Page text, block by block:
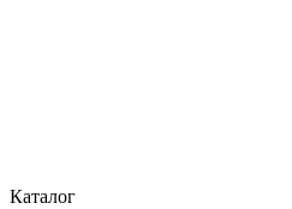
Каталог